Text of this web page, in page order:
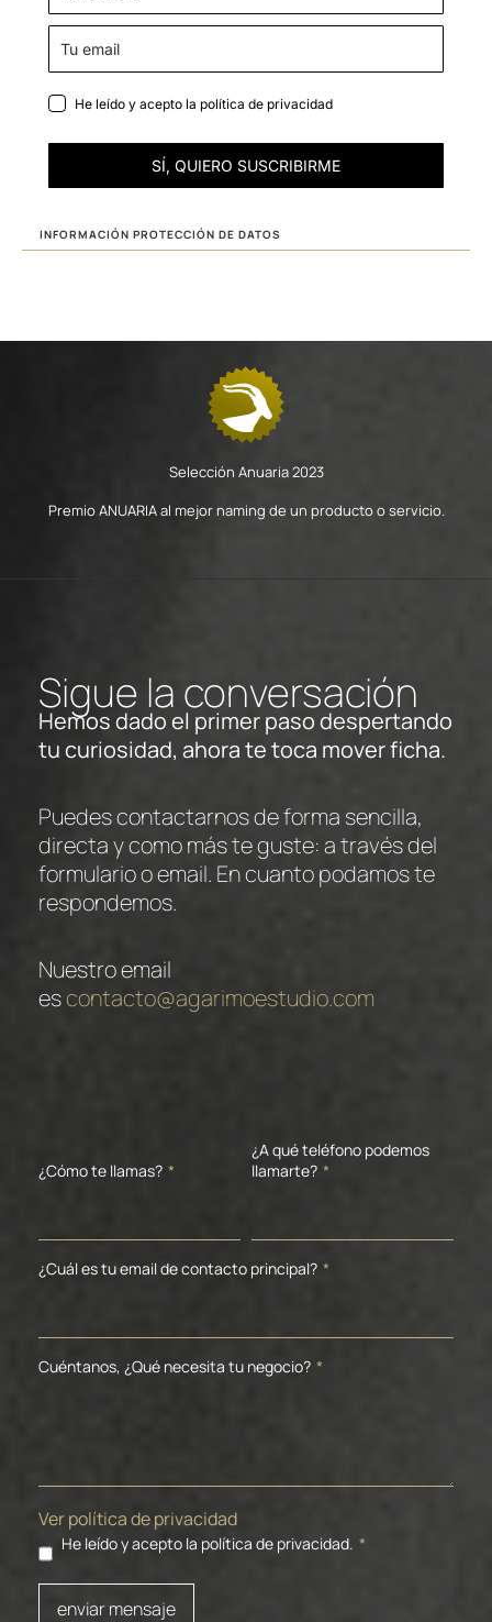
He leído y acepto la política de privacidad
SÍ, QUIERO SUSCRIBIRME
INFORMACIÓN PROTECCIÓN DE DATOS
Selección Anuaria 2023
Premio ANUARIA al mejor naming de un producto o servicio.
Sigue la conversación
Hemos dado el primer paso despertando
tu curiosidad, ahora te toca mover ficha.
Puedes contactarnos de forma sencilla,
directa y como más te guste: a través del
formulario o email. En cuanto podamos te
respondemos.
Nuestro email
escontacto@agarimoestudio.com
¿Cómo te llamas? *
¿A qué teléfono podemos
llamarte? *
¿Cuál es tu email de contacto principal? *
Cuéntanos, ¿Qué necesita tu negocio? *
Ver política de privacidad
He leído y acepto la política de privacidad. *
enviar mensaje